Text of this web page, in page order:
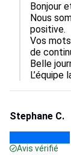
Bonjour
Nous
positive.
Vos
de
Belle
L’équipe
Stephane C.
Avis vérifié